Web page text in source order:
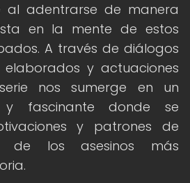
al adentrarse de manera
en la mente de estos
A través de diálogos
elaborados y actuaciones
nos sumerge en un
y fascinante donde se
y patrones de
de los asesinos más